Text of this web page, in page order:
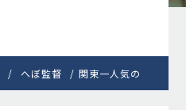
へぼ監督 関東一人気の